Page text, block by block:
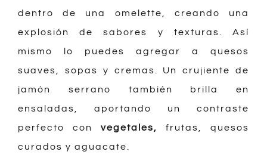
dentro de una omelette, creando una
explosión de sabores y texturas. Así
mismo lo puedes agregar a quesos
suaves, sopas y cremas. Un crujiente de
jamón serrano también brilla en
ensaladas, aportando un contraste
perfecto con vegetales,
frutas, quesos
curados y aguacate.